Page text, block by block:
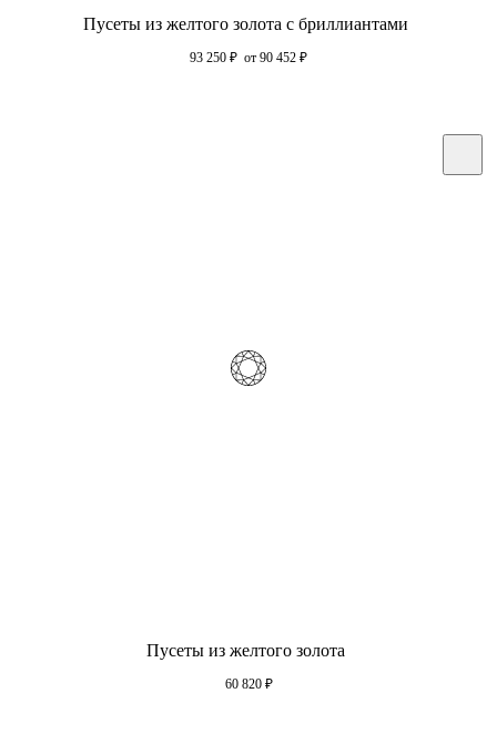
Пусеты из желтого золота с бриллиантами
93 250 ₽ от 90 452 ₽
Пусеты из желтого золота
60 820 ₽